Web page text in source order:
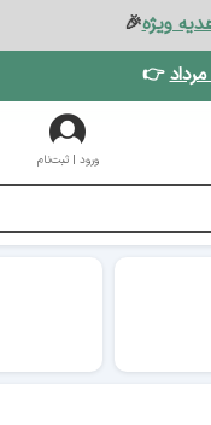
ویژه🎉
👉
ورود | ثبت‌نام